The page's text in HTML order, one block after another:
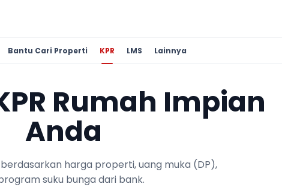
Bantu Cari Properti KPR LMS Lainnya
Rumah Impian
Anda
berdasarkan harga properti, uang muka (DP),
suku bunga dari bank.